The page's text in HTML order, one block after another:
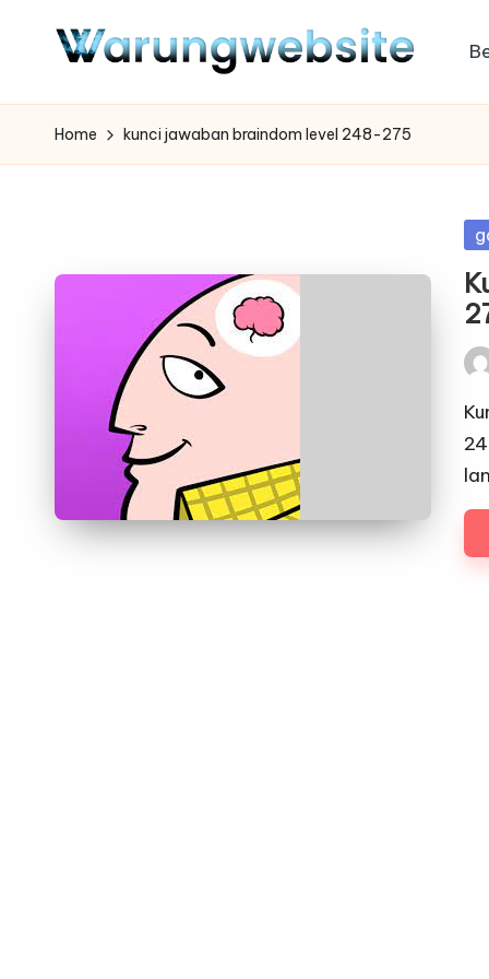
Home kunci jawaban braindom level 248-275
by